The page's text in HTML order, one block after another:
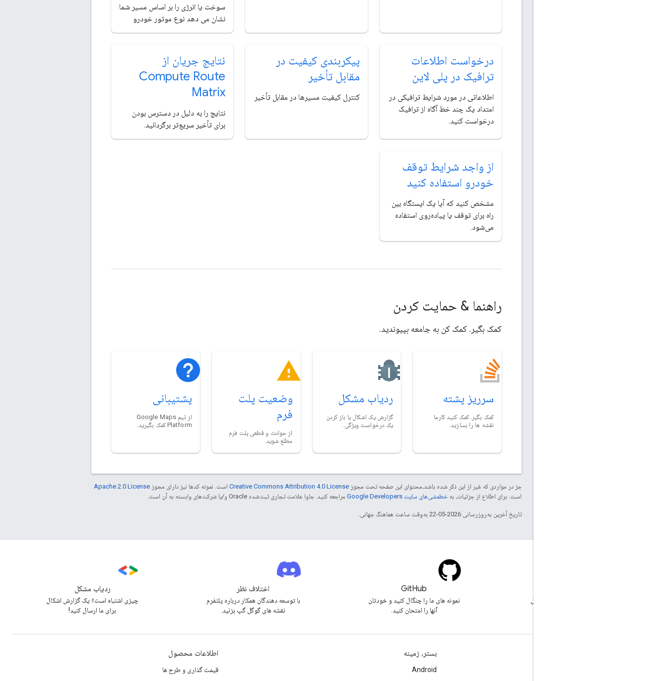
سوخت یا انرژی را بر اساس مسیر شما
نشان می دهد نوع موتور خودرو
درخواست اطلاعات
ترافیک در پلی لاین
اطلاعاتی در مورد شرایط ترافیکی در
امتداد یک چند خط آگاه از ترافیک
درخواست کنید.
پیکربندی کیفیت در
مقابل تأخیر
کنترل کیفیت مسیرها در مقابل تأخیر
نتایج جریان از
Compute Route
Matrix
نتایج را به دلیل در دسترس بودن
برای تأخیر سریع‌تر برگردانید.
از واجد شرایط توقف
خودرو استفاده کنید
مشخص کنید که آیا یک ایستگاه بین
راه برای توقف یا پیاده‌روی استفاده
می‌شود.
راهنما & حمایت کردن
کمک بگیر. کمک کن به جامعه بپیوندید.
سرریز پشته
کمک بگیر. کمک کنید کارما
نقشه ها را بسازید.
ردیاب مشکل
گزارش یک اشکال یا باز کردن
یک درخواست ویژگی.
وضعیت پلت
فرم
از حوادث و قطعی پلت فرم
مطلع شوید.
پشتیبانی
از تیم Google Maps
Platform کمک بگیرید.
جز در مواردی که غیر از این ذکر شده باشد،‌محتوای این صفحه تحت مجوز Creative Commons Attribution 4.0 License است. نمونه کدها نیز دارای مجوز Apache 2.0 License
است. برای اطلاع از جزئیات، به خطمشی‌های سایت Google Developers‏ مراجعه کنید. جاوا علامت تجاری ثبت‌شده Oracle و/یا شرکت‌های وابسته به آن است.
تاریخ آخرین به‌روزرسانی 2026-05-22 به‌وقت ساعت هماهنگ جهانی.
زیر برچسب google-maps سوال
GitHub
نمونه های ما را چنگال کنید و خودتان
آنها را امتحان کنید.
اختلاف نظر
با توسعه دهندگان همکار درباره پلتفرم
نقشه های گوگل گپ بزنید.
ردیاب مشکل
چیزی اشتباه است؟ یک گزارش اشکال
برای ما ارسال کنید!
بستر، زمینه
Android
اطلاعات محصول
قیمت گذاری و طرح ها